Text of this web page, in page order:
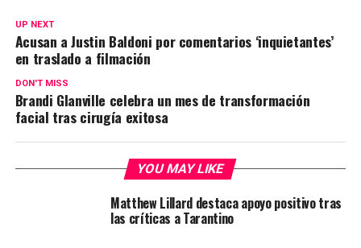
UP NEXT
Acusan a Justin Baldoni por comentarios ‘inquietantes’
en traslado a filmación
DON'T MISS
Brandi Glanville celebra un mes de transformación
facial tras cirugía exitosa
YOU MAY LIKE
Matthew Lillard destaca apoyo positivo tras
las críticas a Tarantino